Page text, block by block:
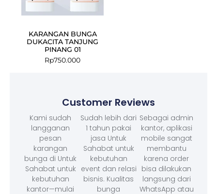
KARANGAN BUNGA
DUKACITA TANJUNG
PINANG 01
Rp750.000
Customer Reviews
Kami sudah
langganan
pesan
karangan
bunga di Untuk
Sahabat untuk
kebutuhan
kantor—mulai
Sudah lebih dari
1 tahun pakai
jasa Untuk
Sahabat untuk
kebutuhan
event dan relasi
bisnis. Kualitas
bunga
Sebagai admin
kantor, aplikasi
mobile sangat
membantu
karena order
bisa dilakukan
langsung dari
WhatsApp atau